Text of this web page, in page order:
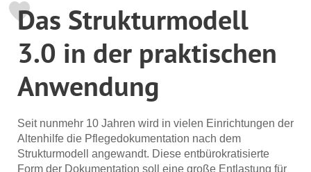
Das Strukturmodell
3.0 in der praktischen
Anwendung
Seit nunmehr 10 Jahren wird in vielen Einrichtungen der
Altenhilfe die Pflegedokumentation nach dem
Strukturmodell angewandt. Diese entbürokratisierte
Form der Dokumentation soll eine große Entlastung für